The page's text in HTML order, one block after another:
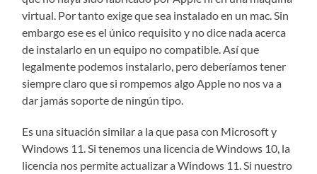
virtual. Por tanto exige que sea instalado en un mac. Sin
embargo ese es el único requisito y no dice nada acerca
de instalarlo en un equipo no compatible. Así que
legalmente podemos instalarlo, pero deberíamos tener
siempre claro que si rompemos algo Apple no nos va a
dar jamás soporte de ningún tipo.
Es una situación similar a la que pasa con Microsoft y
Windows 11. Si tenemos una licencia de Windows 10, la
licencia nos permite actualizar a Windows 11. Si nuestro